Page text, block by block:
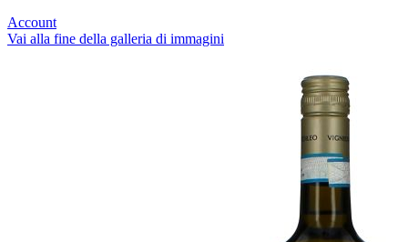
Account
Vai alla fine della galleria di immagini